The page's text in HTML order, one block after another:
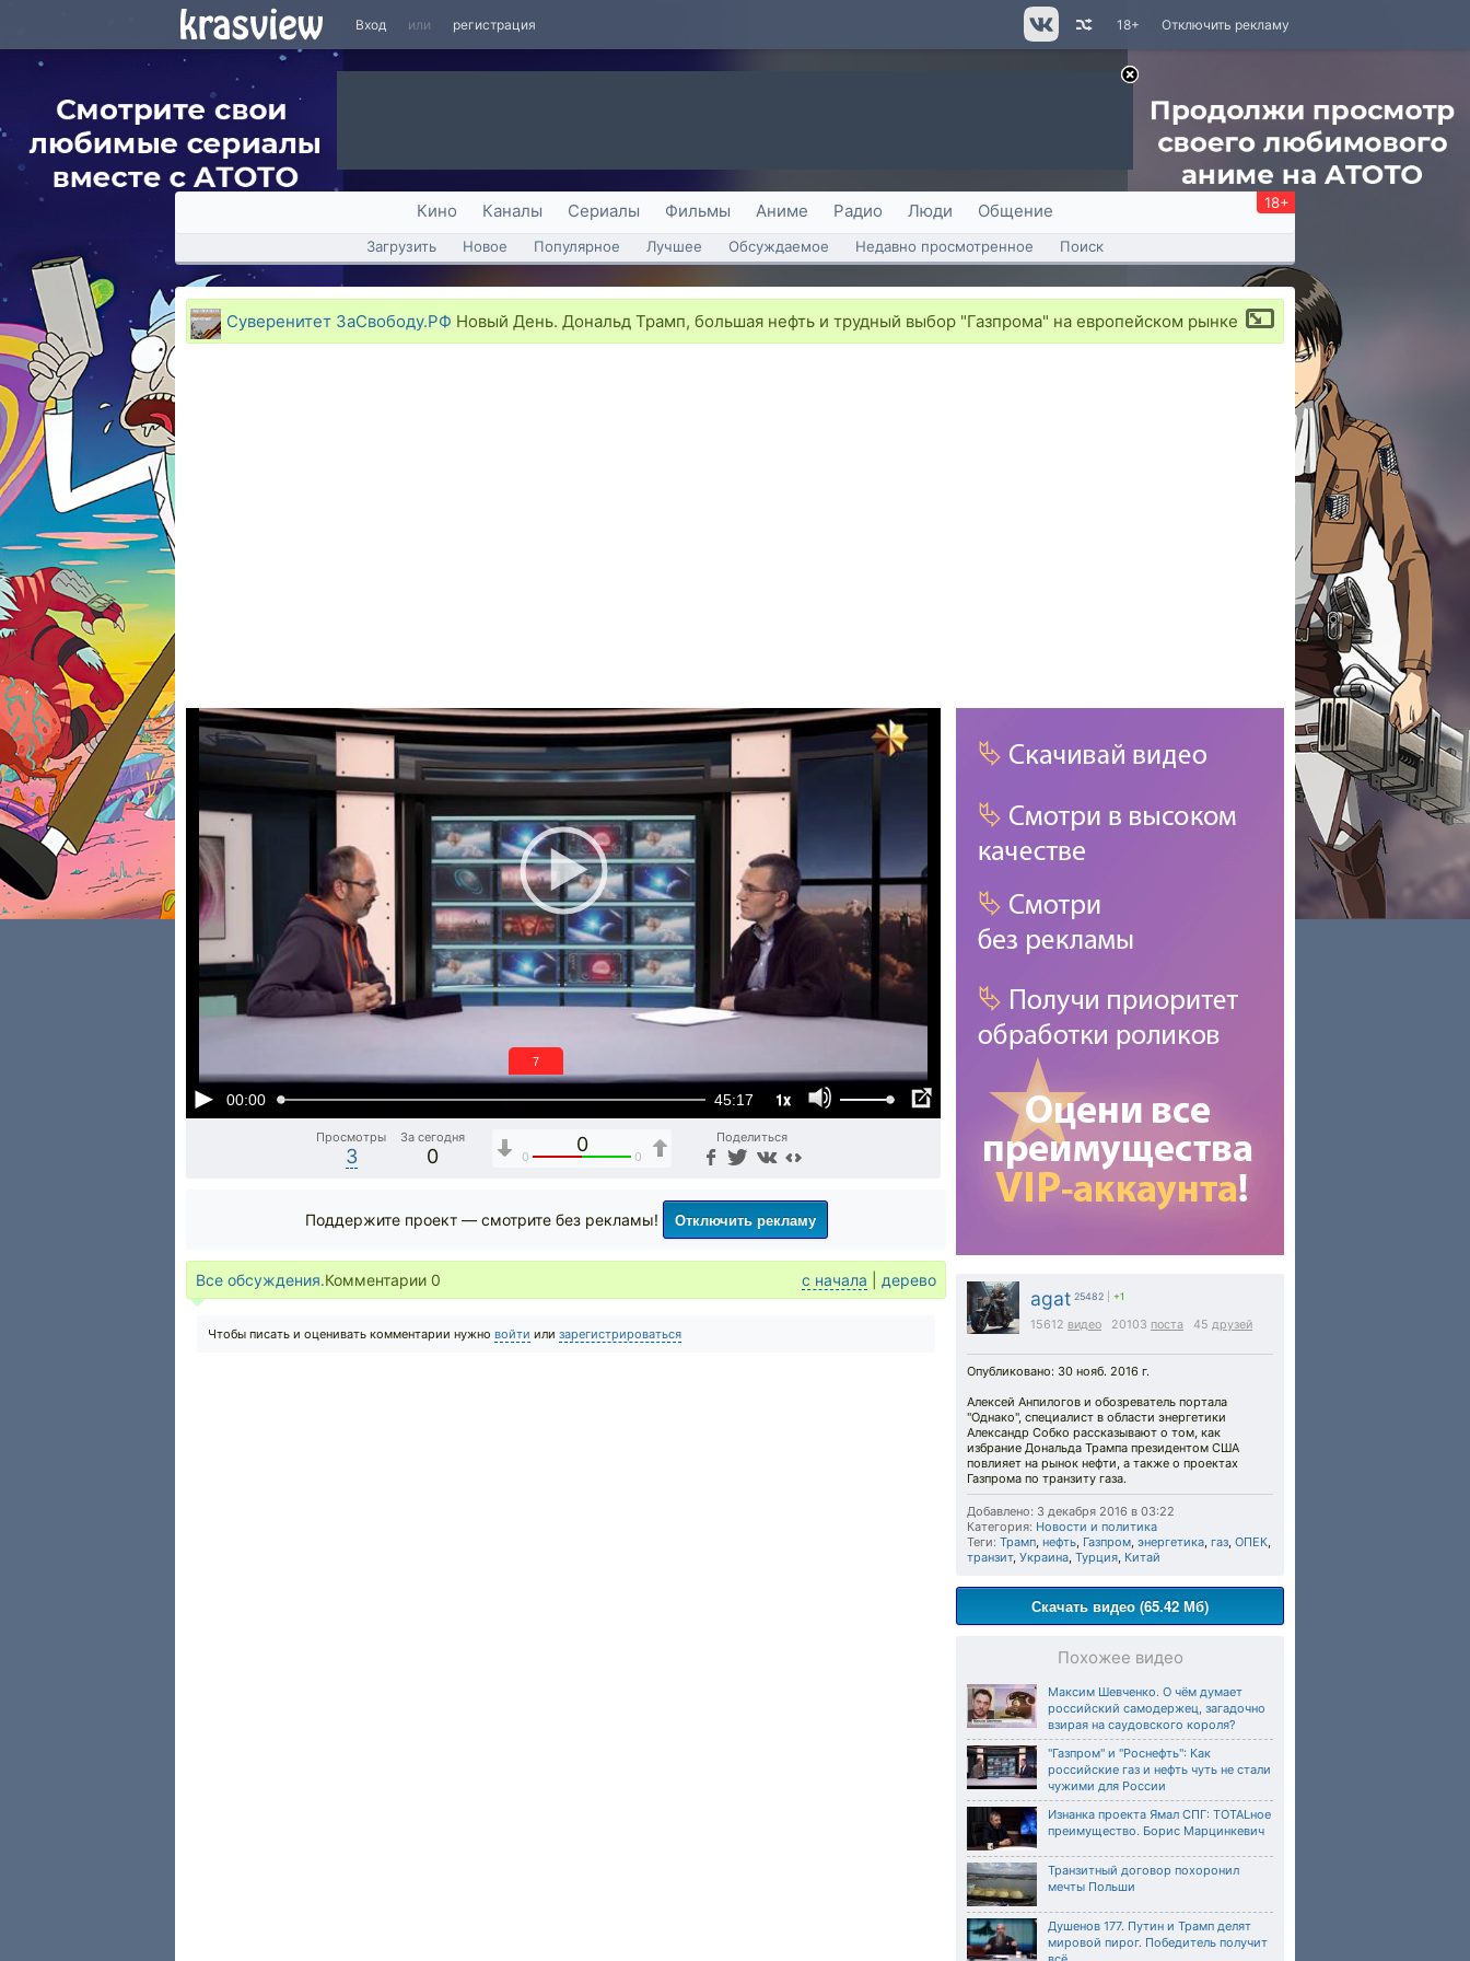
Вход или регистрация Отключить рекламу
18+
Кино Каналы Сериалы Фильмы Аниме Радио Люди Общение 18+
Загрузить Новое Популярное Лучшее Обсуждаемое Недавно просмотренное Поиск
Суверенитет ЗаСвободу.РФ Новый День. Дональд Трамп, большая нефть и трудный выбор "Газпрома" на европейском рынке
00:00 45:17 1x
6
Просмотры
3
За сегодня
0
0
0 0
Поделиться
agat 25482 +1
15612 видео 20103 поста 45 друзей
Опубликовано: 30 нояб. 2016 г.
Алексей Анпилогов и обозреватель портала
"Однако", специалист в области энергетики
Александр Собко рассказывают о том, как
избрание Дональда Трампа президентом США
повлияет на рынок нефти, а также о проектах
Газпрома по транзиту газа.
Добавлено: 3 декабря 2016 в 03:22
Категория: Новости и политика
Теги: Трамп, нефть, Газпром, энергетика, газ, ОПЕК,
транзит, Украина, Турция, Китай
Скачать видео (65.42 Мб)
Похожее видео
Максим Шевченко. О чём думает
российский самодержец, загадочно
взирая на саудовского короля?
"Газпром" и "Роснефть": Как
российские газ и нефть чуть не стали
чужими для России
Изнанка проекта Ямал СПГ: TOTALное
преимущество. Борис Марцинкевич
Транзитный договор похоронил
мечты Польши
Душенов 177. Путин и Трамп делят
мировой пирог. Победитель получит
Поддержите проект — смотрите без рекламы! Отключить рекламу
Все обсуждения.Комментарии 0 с начала дерево
Чтобы писать и оценивать комментарии нужно войти или зарегистрироваться